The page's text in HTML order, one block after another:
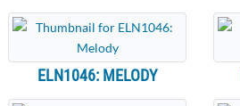
ELN1046: MELODY